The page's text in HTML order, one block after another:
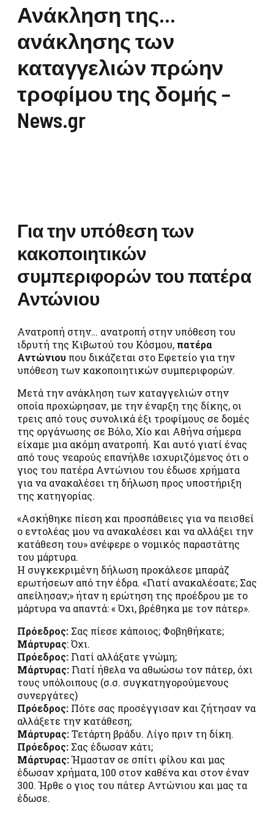
Ανάκληση της…
ανάκλησης των
καταγγελιών πρώην
τροφίμου της δομής –
News.gr
Για την υπόθεση των
κακοποιητικών
συμπεριφορών του πατέρα
Αντώνιου
Ανατροπή στην… ανατροπή στην υπόθεση του
ιδρυτή της Κιβωτού του Κόσμου, πατέρα
Αντώνιου που δικάζεται στο Εφετείο για την
υπόθεση των κακοποιητικών συμπεριφορών.
Μετά την ανάκληση των καταγγελιών στην
οποία προχώρησαν, με την έναρξη της δίκης, οι
τρεις από τους συνολικά έξι τροφίμους σε δομές
της οργάνωσης σε Βόλο, Χίο και Αθήνα σήμερα
είχαμε μια ακόμη ανατροπή. Και αυτό γιατί ένας
από τους νεαρούς επανήλθε ισχυριζόμενος ότι ο
γιος του πατέρα Αντώνιου του έδωσε χρήματα
για να ανακαλέσει τη δήλωση προς υποστήριξη
της κατηγορίας.
«Ασκήθηκε πίεση και προσπάθειες για να πεισθεί
ο εντολέας μου να ανακαλέσει και να αλλάξει την
κατάθεση του» ανέφερε ο νομικός παραστάτης
του μάρτυρα.
Η συγκεκριμένη δήλωση προκάλεσε μπαράζ
ερωτήσεων από την έδρα. «Γιατί ανακαλέσατε; Σας
απείλησαν;» ήταν η ερώτηση της προέδρου με το
μάρτυρα να απαντά: « Όχι, βρέθηκα με τον πάτερ».
Πρόεδρος: Σας πίεσε κάποιος; Φοβηθήκατε;
Μάρτυρας: Όχι.
Πρόεδρος: Γιατί αλλάξατε γνώμη;
Μάρτυρας: Γιατί ήθελα να αθωώσω τον πάτερ, όχι
τους υπόλοιπους (σ.σ. συγκατηγορούμενους
συνεργάτες)
Πρόεδρος: Πότε σας προσέγγισαν και ζήτησαν να
αλλάξετε την κατάθεση;
Μάρτυρας:Τετάρτη βράδυ. Λίγο πριν τη δίκη.
Πρόεδρος: Σας έδωσαν κάτι;
Μάρτυρας:Ήμασταν σε σπίτι φίλου και μας
έδωσαν χρήματα, 100 στον καθένα και στον έναν
300. Ήρθε ο γιος του πάτερ Αντώνιου και μας τα
έδωσε.